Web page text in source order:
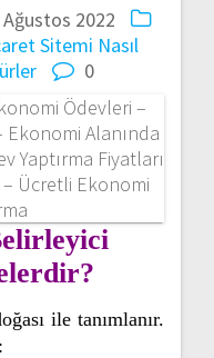
Ağustos 2022
Sitemi Nasıl
0
ile tanımlanır.